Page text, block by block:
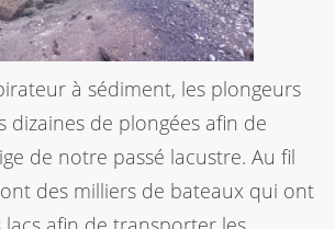
à sédiment, les plongeurs
dizaines de plongées afin de
de notre passé lacustre. Au fil
des milliers de bateaux qui ont